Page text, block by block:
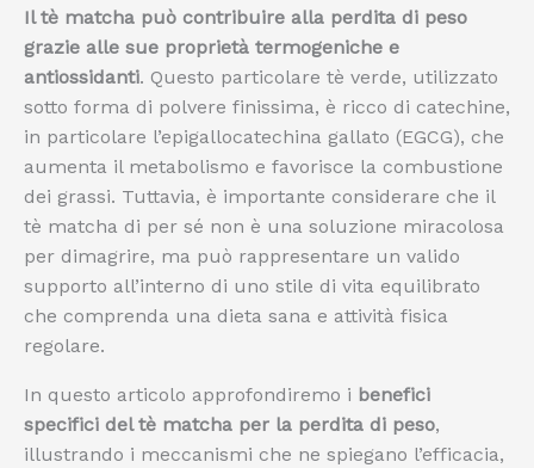
Il tè matcha può contribuire alla perdita di peso
grazie alle sue proprietà termogeniche e
antiossidanti. Questo particolare tè verde, utilizzato
sotto forma di polvere finissima, è ricco di catechine,
in particolare l’epigallocatechina gallato (EGCG), che
aumenta il metabolismo e favorisce la combustione
dei grassi. Tuttavia, è importante considerare che il
tè matcha di per sé non è una soluzione miracolosa
per dimagrire, ma può rappresentare un valido
supporto all’interno di uno stile di vita equilibrato
che comprenda una dieta sana e attività fisica
regolare.
In questo articolo approfondiremo i benefici
specifici del tè matcha per la perdita di peso,
illustrando i meccanismi che ne spiegano l’efficacia,